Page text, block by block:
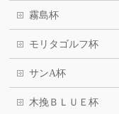
霧島杯
モリタゴルフ杯
サンA杯
木挽ＢＬＵＥ杯